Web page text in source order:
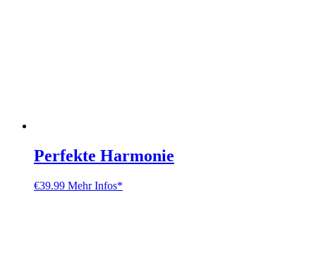
Perfekte Harmonie
€39.99 Mehr Infos*